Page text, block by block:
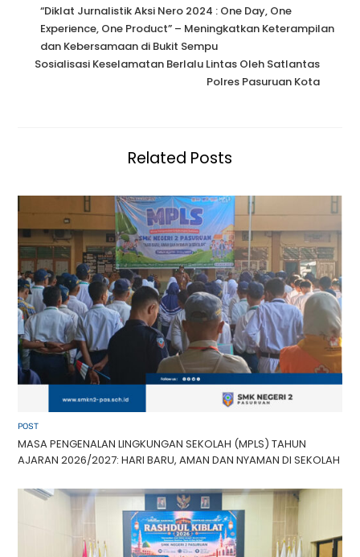
“Diklat Jurnalistik Aksi Nero 2024 : One Day, One
Experience, One Product” – Meningkatkan Keterampilan
dan Kebersamaan di Bukit Sempu
Sosialisasi Keselamatan Berlalu Lintas Oleh Satlantas
Polres Pasuruan Kota
Related Posts
POST
MASA PENGENALAN LINGKUNGAN SEKOLAH (MPLS) TAHUN
AJARAN 2026/2027: HARI BARU, AMAN DAN NYAMAN DI SEKOLAH